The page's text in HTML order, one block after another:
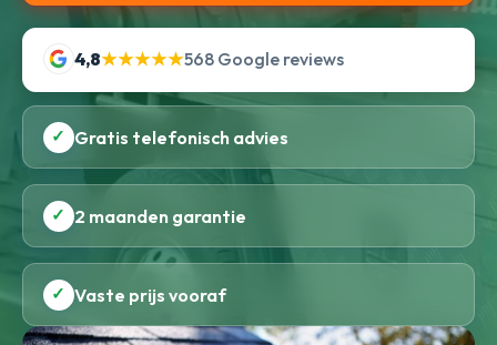
4,8★★★★★568 Google reviews
✓ Gratis telefonisch advies
✓ 2 maanden garantie
✓ Vaste prijs vooraf